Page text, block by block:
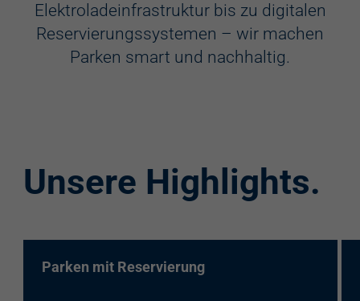
Behindertenstellplätze
Familienstellplätze
re:charge-Karte
Elektroladeinfrastruktur bis zu digitalen
Reservierungssystemen – wir machen
Parken smart und nachhaltig.
Unsere Highlights.
Parken mit Reservierung